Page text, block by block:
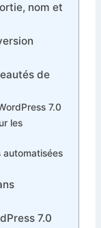
nom et
de
7.0
les
automatisées
7.0